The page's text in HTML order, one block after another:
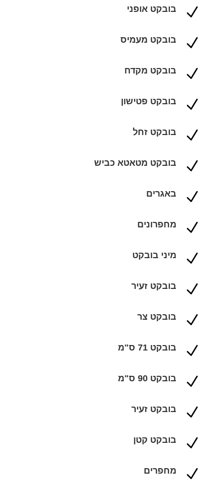
N בובקט אופני
N בובקט מעמיס
N בובקט מקדח
N בובקט פטישון
N בובקט זחל
N בובקט מטאטא כביש
N באגרים
N מחפרונים
N מיני בובקט
N בובקט זעיר
N בובקט צר
N בובקט 71 ס"מ
N בובקט 90 ס"מ
N בובקט זעיר
N בובקט קטן
N מחפרים